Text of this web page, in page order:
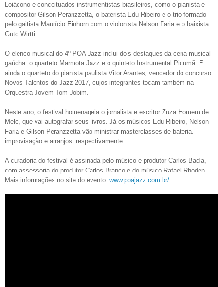
Loiácono e conceituados instrumentistas brasileiros, como o pianista e
compositor Gilson Peranzzetta, o baterista Edu Ribeiro e o trio formado
pelo gaitista Maurício Einhorn com o violonista Nelson Faria e o baixista
Guto Wirtti.
O elenco musical do 4º POA Jazz inclui dois destaques da cena musical
gaúcha: o quarteto Marmota Jazz e o quinteto Instrumental Picumã. E
ainda o quarteto do pianista paulista Vitor Arantes, vencedor do concurso
Novos Talentos do Jazz 2017, cujos integrantes tocam também na
Orquestra Jovem Tom Jobim.
Neste ano, o festival homenageia o jornalista e escritor Zuza Homem de
Melo, que vai autografar seus livros. Já os músicos Edu Ribeiro, Nelson
Faria e Gilson Peranzzetta vão ministrar masterclasses de bateria,
improvisação e arranjos, respectivamente.
A curadoria do festival é assinada pelo músico e produtor Carlos Badia,
com assessoria do produtor Carlos Branco e do músico Rafael Rhoden.
Mais informações no site do evento: www.poajazz.com.br/